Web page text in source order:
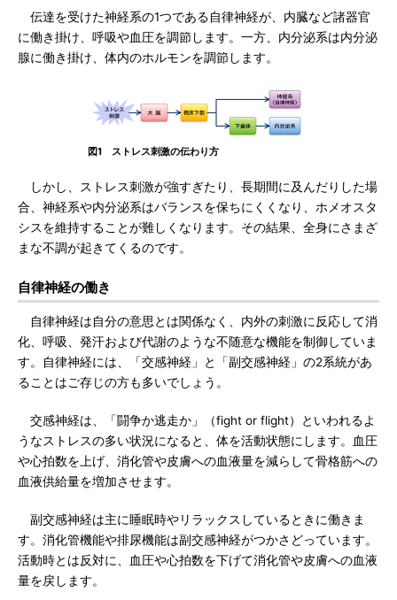
伝達を受けた神経系の1つである自律神経が、内臓など諸器官
に働き掛け、呼吸や血圧を調節します。一方、内分泌系は内分泌
腺に働き掛け、体内のホルモンを調節します。
図1 ストレス刺激の伝わり方
しかし、ストレス刺激が強すぎたり、長期間に及んだりした場
合、神経系や内分泌系はバランスを保ちにくくなり、ホメオスタ
シスを維持することが難しくなります。その結果、全身にさまざ
まな不調が起きてくるのです。
自律神経の働き
自律神経は自分の意思とは関係なく、内外の刺激に反応して消
化、呼吸、発汗および代謝のような不随意な機能を制御していま
す。自律神経には、「交感神経」と「副交感神経」の2系統があ
ることはご存じの方も多いでしょう。
交感神経は、「闘争か逃走か」（fight or flight）といわれるよ
うなストレスの多い状況になると、体を活動状態にします。血圧
や心拍数を上げ、消化管や皮膚への血液量を減らして骨格筋への
血液供給量を増加させます。
副交感神経は主に睡眠時やリラックスしているときに働きま
す。消化管機能や排尿機能は副交感神経がつかさどっています。
活動時とは反対に、血圧や心拍数を下げて消化管や皮膚への血液
量を戻します。